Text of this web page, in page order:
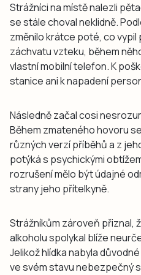
Strážníci na místě nalezli
se stále choval neklidně.
změnilo krátce poté, co vypil
záchvatu vzteku, během
vlastní mobilní telefon. K
stanice ani k napadení
Následně začal cosi
Během zmateného hovoru
různých verzí příběhů a z
potýká s psychickými
rozrušení mělo být údajné
strany jeho přítelkyně.
Strážníkům zároveň přiznal,
alkoholu spolykal blíže
Jelikož hlídka nabyla
ve svém stavu nebezpečný